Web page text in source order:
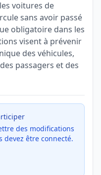
voitures de
sans avoir passé
obligatoire dans les
visent à prévenir
des véhicules,
passagers et des
des modifications
devez être connecté.